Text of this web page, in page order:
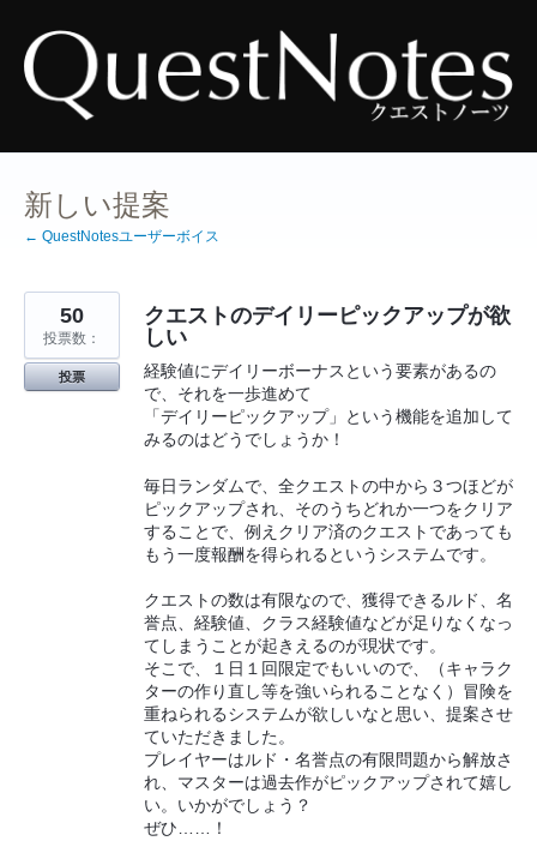
ン
テ
ン
ツ
新しい提案
← QuestNotesユーザーボイス
クエストのデイリーピックアップが欲
しい
経験値にデイリーボーナスという要素があるの
で、それを一歩進めて
「デイリーピックアップ」という機能を追加して
みるのはどうでしょうか！
毎日ランダムで、全クエストの中から３つほどが
ピックアップされ、そのうちどれか一つをクリア
することで、例えクリア済のクエストであっても
もう一度報酬を得られるというシステムです。
クエストの数は有限なので、獲得できるルド、名
誉点、経験値、クラス経験値などが足りなくなっ
てしまうことが起きえるのが現状です。
そこで、１日１回限定でもいいので、（キャラク
ターの作り直し等を強いられることなく）冒険を
重ねられるシステムが欲しいなと思い、提案させ
ていただきました。
プレイヤーはルド・名誉点の有限問題から解放さ
れ、マスターは過去作がピックアップされて嬉し
い。いかがでしょう？
ぜひ……！
50
投票数：
投票